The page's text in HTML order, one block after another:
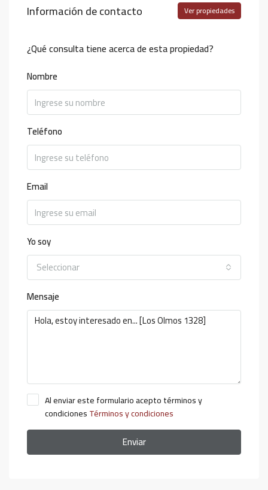
Información de contacto Ver propiedades
¿Qué consulta tiene acerca de esta propiedad?
Nombre
Teléfono
Email
Yo soy
Seleccionar
Mensaje
Al enviar este formulario acepto términos y
condicionesTérminos y condiciones
Enviar